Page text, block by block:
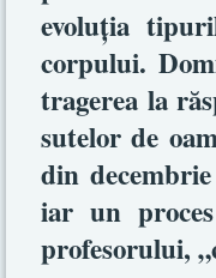
evoluţia
corpului.
tragerea la
sutelor de
din
iar un
profesorului,